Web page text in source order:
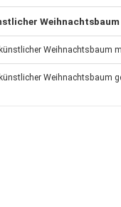
Weihnachtsbaum
künstlicher Weihnachtsbaum
künstlicher Weihnachtsbaum